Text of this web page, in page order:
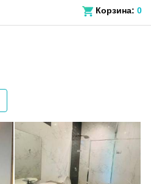
Корзина: 0